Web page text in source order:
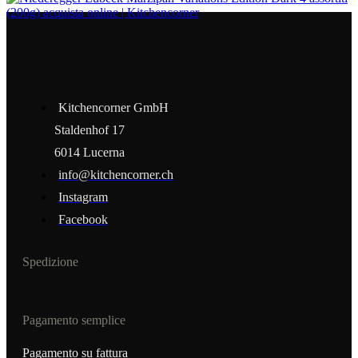
Kitchencorner GmbH
Staldenhof 17
6014 Lucerna
info@kitchencorner.ch
Instagram
Facebook
Spedizione
Pagamento semplice
Pagamento su fattura